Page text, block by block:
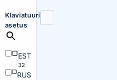
Klaviatuuri
asetus
EST
32
RUS